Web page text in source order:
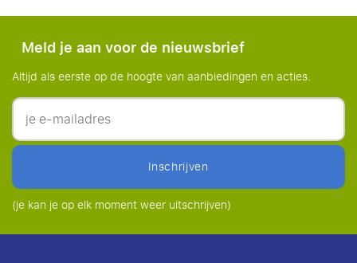
Meld je aan voor de nieuwsbrief
Altijd als eerste op de hoogte van aanbiedingen en acties.
inschrijven
(je kan je op elk moment weer uitschrijven)